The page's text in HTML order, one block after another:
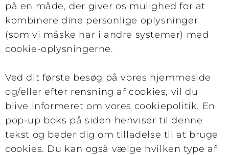
på en måde, der giver os mulighed for at
kombinere dine personlige oplysninger
(som vi måske har i andre systemer) med
cookie-oplysningerne.
Ved dit første besøg på vores hjemmeside
og/eller efter rensning af cookies, vil du
blive informeret om vores cookiepolitik. En
pop-up boks på siden henviser til denne
tekst og beder dig om tilladelse til at bruge
cookies. Du kan også vælge hvilken type af